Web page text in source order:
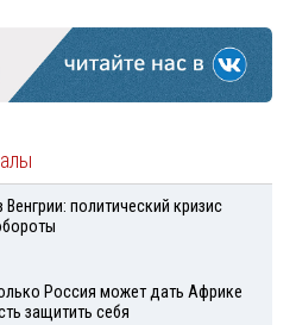
Венгрии: политический кризис
Россия может дать Африке
защитить себя